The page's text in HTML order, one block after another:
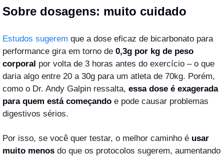
Sobre dosagens: muito cuidado
Estudos sugerem que a dose eficaz de bicarbonato para
performance gira em torno de 0,3g por kg de peso
corporal por volta de 3 horas antes do exercício – o que
daria algo entre 20 a 30g para um atleta de 70kg. Porém,
como o Dr. Andy Galpin ressalta, essa dose é exagerada
para quem está começando e pode causar problemas
digestivos sérios.
Por isso, se você quer testar, o melhor caminho é usar
muito menos do que os protocolos sugerem, aumentando